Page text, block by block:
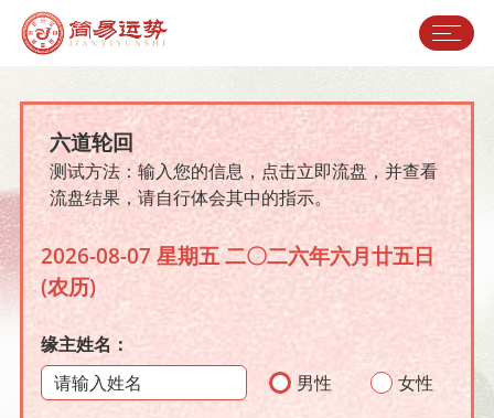
六道轮回
测试方法：输入您的信息，点击立即流盘，并查看
流盘结果，请自行体会其中的指示。
2026-08-07 星期五 二〇二六年六月廿五日
(农历)
缘主姓名：
男性
女性